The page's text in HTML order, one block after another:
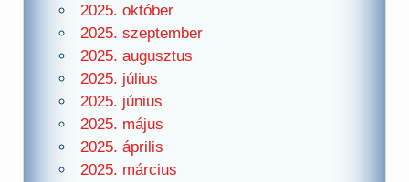
2025. október
2025. szeptember
2025. augusztus
2025. július
2025. június
2025. május
2025. április
2025. március